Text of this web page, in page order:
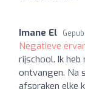
Imane El
Negatieve
rijschool. Ik heb
ontvangen. Na
afspraken elke